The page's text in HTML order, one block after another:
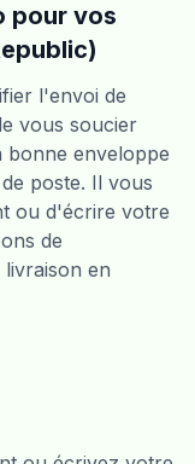
pour vos
l'envoi de
vous soucier
bonne enveloppe
poste. Il vous
ou d'écrire votre
de
en